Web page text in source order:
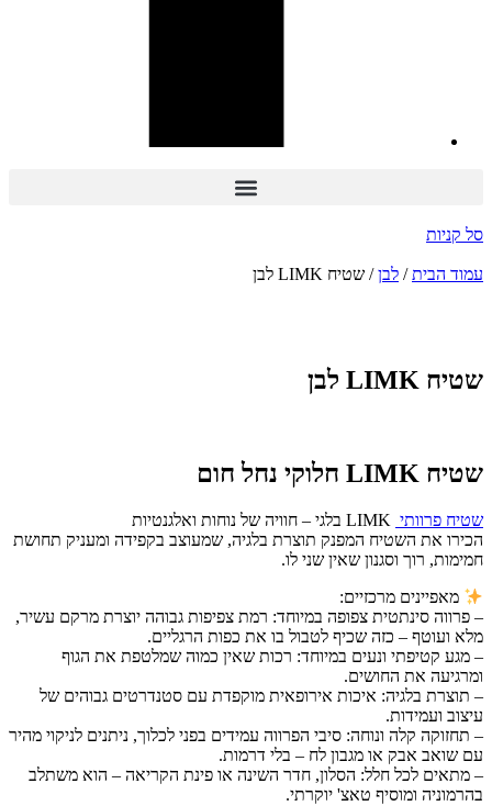
סל קניות
עמוד הבית/ לבן/ שטיח LIMK לבן
הנחה
שטיח LIMK לבן
שטיח LIMK חלוקי נחל חום
שטיח פרוותי
הכירו את השטיח המפנק תוצרת בלגיה, שמעוצב בקפידה ומעניק תחושת
חמימות, רוך וסגנון שאין שני לו.
מאפיינים מרכזיים:
– פרווה סינתטית צפופה במיוחד: רמת צפיפות גבוהה יוצרת מרקם עשיר,
מלא ועוטף – כזה שכיף לטבול בו את כפות הרגליים.
– מגע קטיפתי ונעים במיוחד: רכות שאין כמוה שמלטפת את הגוף
ומרגיעה את החושים.
– תוצרת בלגיה: איכות אירופאית מוקפדת עם סטנדרטים גבוהים של
עיצוב ועמידות.
– תחזוקה קלה ונוחה: סיבי הפרווה עמידים בפני לכלוך, ניתנים לניקוי מהיר
עם שואב אבק או מגבון לח – בלי דרמות.
– מתאים לכל חלל: הסלון, חדר השינה או פינת הקריאה – הוא משתלב
בהרמוניה ומוסיף טאצ' יוקרתי.